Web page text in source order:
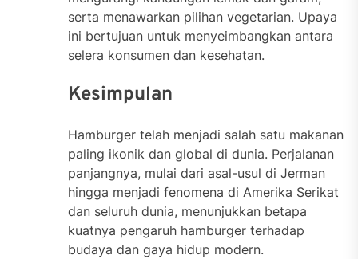
serta menawarkan pilihan vegetarian. Upaya
ini bertujuan untuk menyeimbangkan antara
selera konsumen dan kesehatan.
Kesimpulan
Hamburger telah menjadi salah satu makanan
paling ikonik dan global di dunia. Perjalanan
panjangnya, mulai dari asal-usul di Jerman
hingga menjadi fenomena di Amerika Serikat
dan seluruh dunia, menunjukkan betapa
kuatnya pengaruh hamburger terhadap
budaya dan gaya hidup modern.